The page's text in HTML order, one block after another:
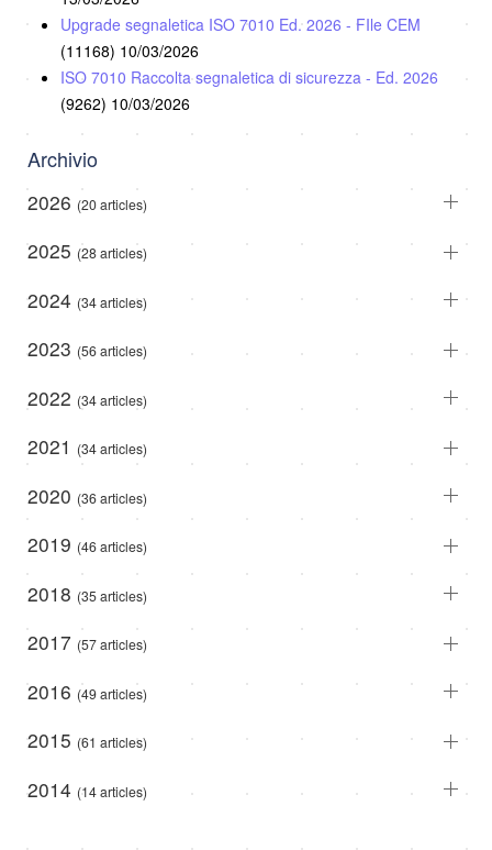
Upgrade segnaletica ISO 7010 Ed. 2026 - FIle CEM
(11168) 10/03/2026
ISO 7010 Raccolta segnaletica di sicurezza - Ed. 2026
(9262) 10/03/2026
Archivio
2026 (20 articles)
2025 (28 articles)
2024 (34 articles)
2023 (56 articles)
2022 (34 articles)
2021 (34 articles)
2020 (36 articles)
2019 (46 articles)
2018 (35 articles)
2017 (57 articles)
2016 (49 articles)
2015 (61 articles)
2014 (14 articles)